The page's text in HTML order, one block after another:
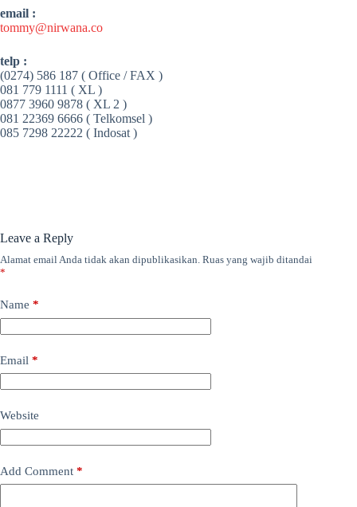
email :
tommy@nirwana.co
telp :
(0274) 586 187 ( Office / FAX )
081 779 1111 ( XL )
0877 3960 9878 ( XL 2 )
081 22369 6666 ( Telkomsel )
085 7298 22222 ( Indosat )
Leave a Reply
Alamat email Anda tidak akan dipublikasikan. Ruas yang wajib ditandai
*
Name *
Email *
Website
Add Comment *